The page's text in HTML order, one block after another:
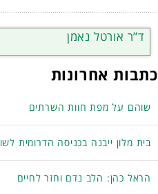
ד”ר אורטל נאמן
כתבות אחרונות
שוהם על מפת חוות השרתים
בית מלון ייבנה בכניסה הדרומית
הראל כהן: הלב נדם וחזר לחיים